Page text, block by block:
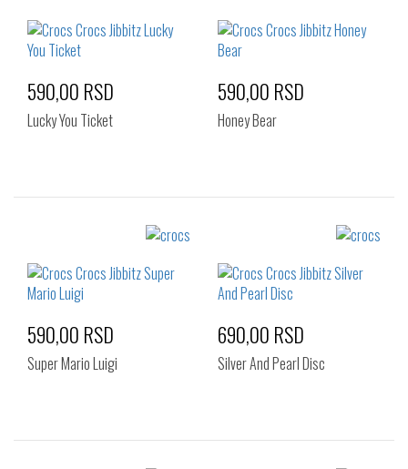
Izaberi željeni broj:
590,00 RSD
Lucky You Ticket
Izaberi željeni broj:
590,00 RSD
Honey Bear
590,00 RSD
Super Mario Luigi
690,00 RSD
Silver And Pearl Disc